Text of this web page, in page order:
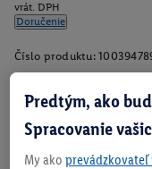
vrát. DPH
Doručenie
Číslo produktu:
Zistite svoju veľkosť
Predtým, ako
Spracovanie
My ako